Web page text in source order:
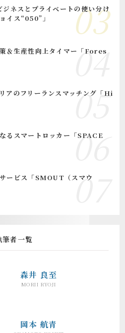
ジネスとプライベートの使い分け
イス“050”」
＆生産性向上タイマー「Fores
アのフリーランスマッチング「Hi
るスマートロッカー「SPACE
ービス「SMOUT（スマウ
筆者一覧
森井 良至
MORII RYOJI
岡本 航青